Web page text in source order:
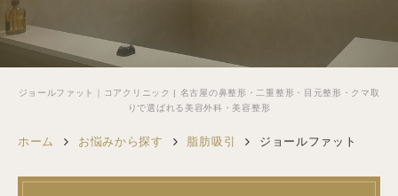
ジョールファット｜コアクリニック | 名古屋の鼻整形・二重整形・目元整形・クマ取
りで選ばれる美容外科・美容整形
ホーム お悩みから探す 脂肪吸引 ジョールファット